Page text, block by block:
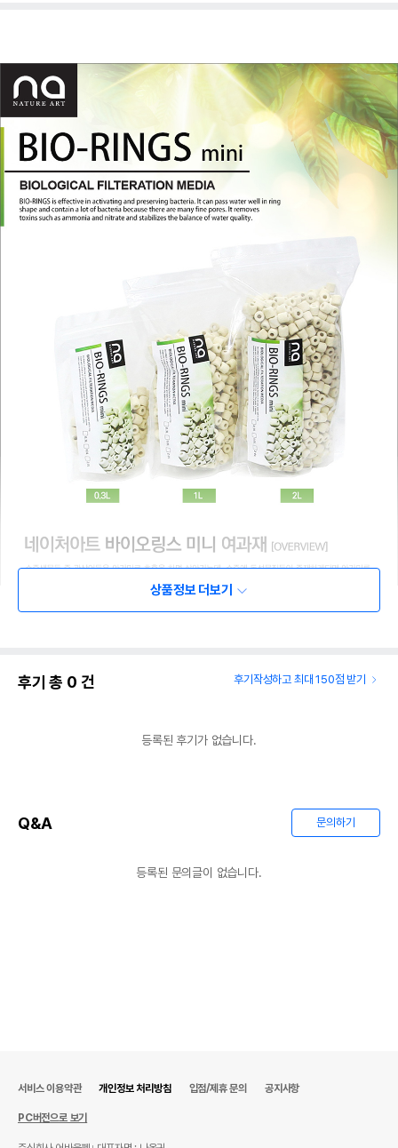
상품정보 더보기
후기 총 0 건 후기작성하고 최대 150점 받기
등록된 후기가 없습니다.
Q&A 문의하기
등록된 문의글이 없습니다.
서비스 이용약관 개인정보 처리방침 입점/제휴 문의 공지사항
PC버전으로 보기